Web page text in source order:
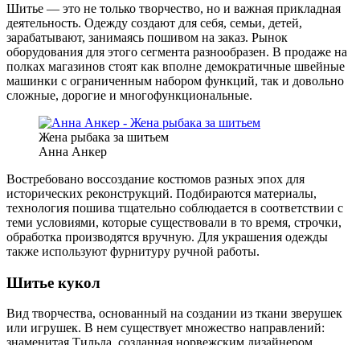
Шитье — это не только творчество, но и важная прикладная
деятельность. Одежду создают для себя, семьи, детей,
зарабатывают, занимаясь пошивом на заказ. Рынок
оборудования для этого сегмента разнообразен. В продаже на
полках магазинов стоят как вполне демократичные швейные
машинки с ограниченным набором функций, так и довольно
сложные, дорогие и многофункциональные.
Жена рыбака за шитьем
Анна Анкер
Востребовано воссоздание костюмов разных эпох для
исторических реконструкций. Подбираются материалы,
технология пошива тщательно соблюдается в соответствии с
теми условиями, которые существовали в то время, строчки,
обработка производятся вручную. Для украшения одежды
также используют фурнитуру ручной работы.
Шитье кукол
Вид творчества, основанный на создании из ткани зверушек
или игрушек. В нем существует множество направлений: